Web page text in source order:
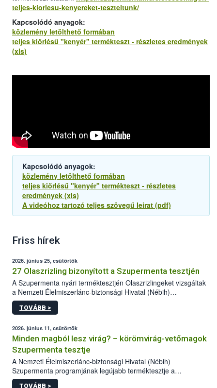
teljes-kiorlesu-kenyereket-teszteltunk/
Kapcsolódó anyagok:
közlemény letölthető formában
teljes kiőrlésű "kenyér" termékteszt - részletes eredmények
(xls)
Kapcsolódó anyagok:
közlemény letölthető formában
teljes kiőrlésű "kenyér" termékteszt - részletes
eredmények (xls)
A videóhoz tartozó teljes szövegű leirat (pdf)
Friss hírek
2026. június 25, csütörtök
27 Olaszrizling bizonyított a Szupermenta tesztjén
A Szupermenta nyári terméktesztjén Olaszrizlingeket vizsgáltak
a Nemzeti Élelmiszerlánc-biztonsági Hivatal (Nébih)
szakemberei. Összesen 27 bor került „nagyító alá”, melyek az
élelmiszerbiztonsági és -minőségi vizsgálatok, valamint a
vizsgálaton az is kiderült, melyek a kóstolók által
legkedveltebbnek ítélt Olaszrizlingek.
TOVÁBB >
2026. június 11, csütörtök
Minden magból lesz virág? – körömvirág-vetőmagok
Szupermenta tesztje
A Nemzeti Élelmiszerlánc-biztonsági Hivatal (Nébih)
Szupermenta programjának legújabb terméktesztje a
körömvirág-vetőmagokra fókuszált. A hatósági vizsgálatokon a
TOVÁBB >